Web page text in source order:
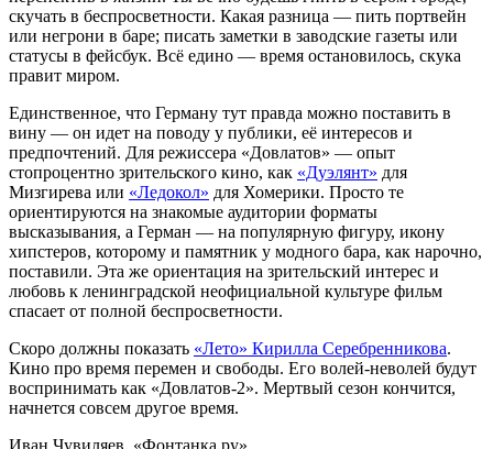
скучать в беспросветности. Какая разница — пить портвейн
или негрони в баре; писать заметки в заводские газеты или
статусы в фейсбук. Всё едино — время остановилось, скука
правит миром.
Единственное, что Герману тут правда можно поставить в
вину — он идет на поводу у публики, её интересов и
предпочтений. Для режиссера «Довлатов» — опыт
стопроцентно зрительского кино, как «Дуэлянт» для
Мизгирева или «Ледокол» для Хомерики. Просто те
ориентируются на знакомые аудитории форматы
высказывания, а Герман — на популярную фигуру, икону
хипстеров, которому и памятник у модного бара, как нарочно,
поставили. Эта же ориентация на зрительский интерес и
любовь к ленинградской неофициальной культуре фильм
спасает от полной беспросветности.
Скоро должны показать «Лето» Кирилла Серебренникова.
Кино про время перемен и свободы. Его волей-неволей будут
воспринимать как «Довлатов-2». Мертвый сезон кончится,
начнется совсем другое время.
Иван Чувиляев, «Фонтанка.ру»